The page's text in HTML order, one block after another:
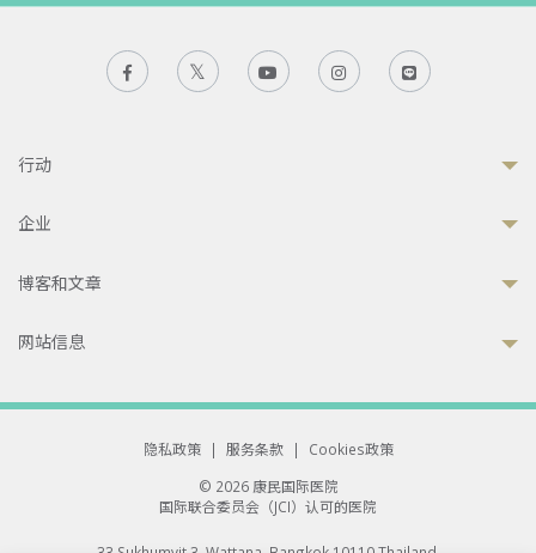
行动
企业
博客和文章
网站信息
隐私政策 | 服务条款 |
Cookies政策
© 2026 康民国际医院
国际联合委员会（JCI）认可的医院